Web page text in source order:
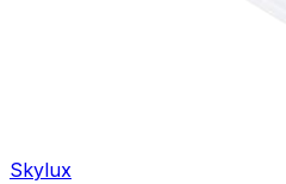
Skylux